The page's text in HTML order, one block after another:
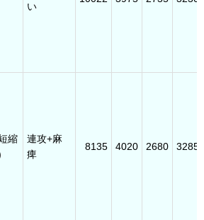
い
縮
連攻+麻
痺
8135 4020 2680 3285